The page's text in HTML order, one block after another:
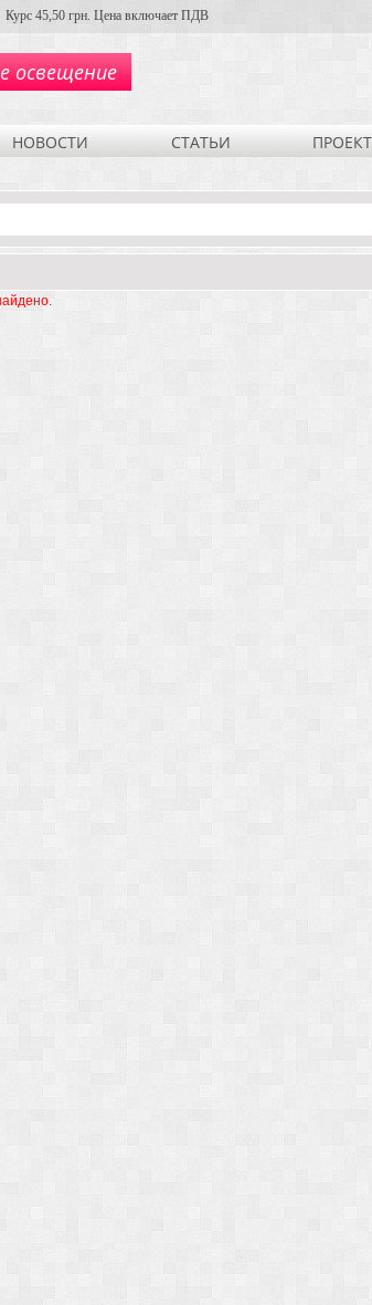
Курс 45,50 грн. Цена включает ПДВ
освещение
НОВОСТИ СТАТЬИ